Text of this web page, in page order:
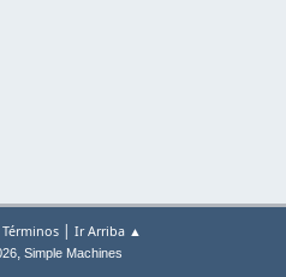
| Ir Arriba ▲
, Simple Machines